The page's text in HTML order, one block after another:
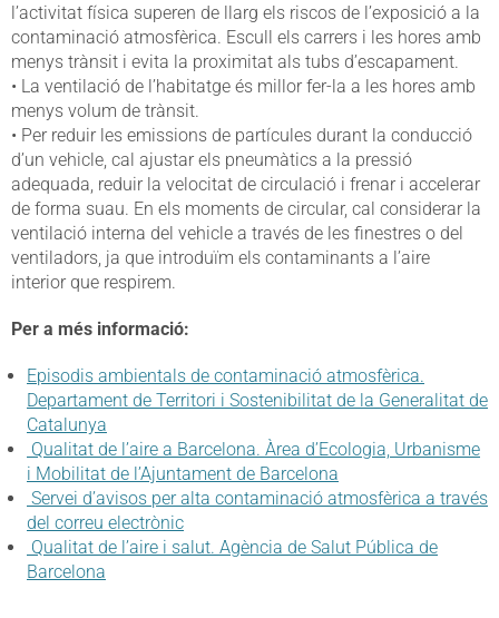
l’activitat física superen de llarg els riscos de l’exposició a la
contaminació atmosfèrica. Escull els carrers i les hores amb
menys trànsit i evita la proximitat als tubs d’escapament.
• La ventilació de l’habitatge és millor fer-la a les hores amb
menys volum de trànsit.
• Per reduir les emissions de partícules durant la conducció
d’un vehicle, cal ajustar els pneumàtics a la pressió
adequada, reduir la velocitat de circulació i frenar i accelerar
de forma suau. En els moments de circular, cal considerar la
ventilació interna del vehicle a través de les finestres o del
ventiladors, ja que introduïm els contaminants a l’aire
interior que respirem.
Per a més informació:
Episodis ambientals de contaminació atmosfèrica.
Departament de Territori i Sostenibilitat de la Generalitat de
Catalunya
Qualitat de l’aire a Barcelona. Àrea d’Ecologia, Urbanisme
i Mobilitat de l’Ajuntament de Barcelona
Servei d’avisos per alta contaminació atmosfèrica a través
del correu electrònic
Qualitat de l’aire i salut. Agència de Salut Pública de
Barcelona